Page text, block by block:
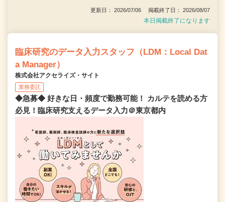
更新日： 2026/07/06 掲載終了日： 2026/08/07
本日掲載終了になります
臨床研究のデータ入力スタッフ（LDM：Local Dat
a Manager）
株式会社アクセライズ・サイト
業務委託
◆急募◆ 好きな日・頻度で勤務可能！ カルテを読める方
必見！臨床研究支えるデータ入力＠東京都内